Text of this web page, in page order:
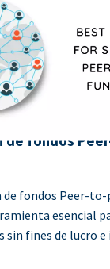
para una
de fondos
de fondos Peer-to-
esencial
fines de lucro e